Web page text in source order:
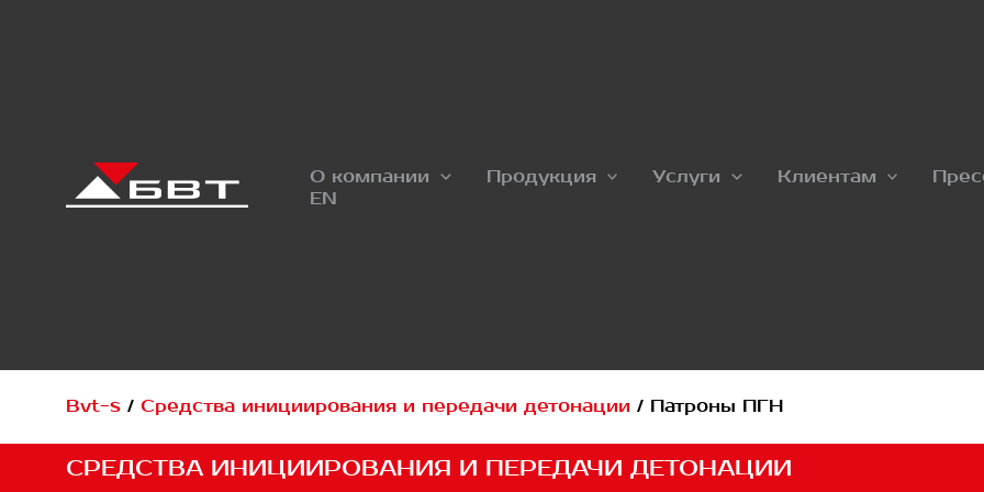
О компании Продукция Услуги Клиентам
EN
Bvt-s / Средства инициирования и передачи детонации / Патроны ПГН
СРЕДСТВА ИНИЦИИРОВАНИЯ И ПЕРЕДАЧИ ДЕТОНАЦИИ